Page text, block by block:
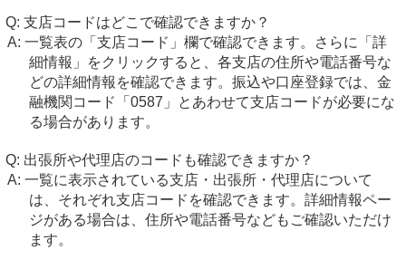
支店コードはどこで確認できますか？
一覧表の「支店コード」欄で確認できます。さらに「詳
細情報」をクリックすると、各支店の住所や電話番号な
どの詳細情報を確認できます。振込や口座登録では、金
融機関コード「0587」とあわせて支店コードが必要にな
る場合があります。
出張所や代理店のコードも確認できますか？
一覧に表示されている支店・出張所・代理店について
は、それぞれ支店コードを確認できます。詳細情報ペー
ジがある場合は、住所や電話番号などもご確認いただけ
ます。